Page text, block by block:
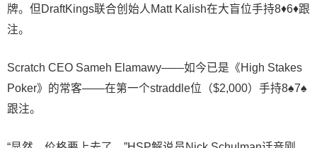
牌。但DraftKings联合创始人Matt Kalish在大盲位手持8♦6♦跟
注。
Scratch CEO Sameh Elamawy——如今已是《High Stakes
Poker》的常客——在第一个straddle位（$2,000）手持8♠7♠
跟注。